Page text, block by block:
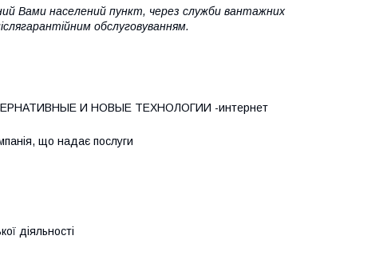
Вами населений пункт, через служби вантажних
обслуговуванням.
И НОВЫЕ ТЕХНОЛОГИИ -интернет
що надає послуги
діяльності